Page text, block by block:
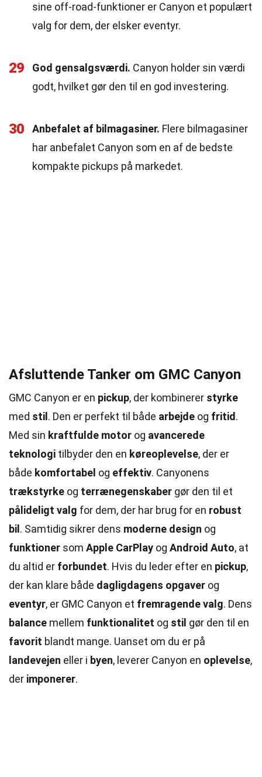
sine off-road-funktioner er Canyon et populært
valg for dem, der elsker eventyr.
29 God gensalgsværdi. Canyon holder sin værdi
godt, hvilket gør den til en god investering.
30 Anbefalet af bilmagasiner. Flere bilmagasiner
har anbefalet Canyon som en af de bedste
kompakte pickups på markedet.
Afsluttende Tanker om GMC Canyon
GMC Canyon er en pickup, der kombinerer styrke
med stil . Den er perfekt til både arbejde og fritid .
Med sin kraftfulde motor og avancerede
teknologi tilbyder den en køreoplevelse, der er
både komfortabel og effektiv. Canyonens
trækstyrke og terrænegenskaber gør den til et
pålideligt valg for dem, der har brug for en robust
bil . Samtidig sikrer dens moderne design og
funktioner som Apple CarPlay og Android Auto, at
du altid er forbundet. Hvis du leder efter en pickup,
der kan klare både dagligdagens opgaver og
eventyr, er GMC Canyon et fremragende valg. Dens
balance mellem funktionalitet og stil gør den til en
favorit blandt mange. Uanset om du er på
landevejen eller i byen, leverer Canyon en oplevelse,
der imponerer.